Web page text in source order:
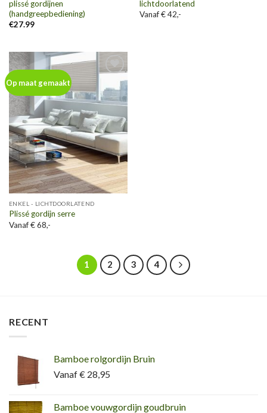
plissé gordijnen
(handgreepbediening)
€27.99
lichtdoorlatend
Vanaf € 42,-
Op maat gemaakt
Toevoegen
aan
wenslijst
ENKEL - LICHTDOORLATEND
Plissé gordijn serre
Vanaf € 68,-
1 2 3 4
RECENT
Bamboe rolgordijn Bruin
Vanaf € 28,95
Bamboe vouwgordijn goudbruin